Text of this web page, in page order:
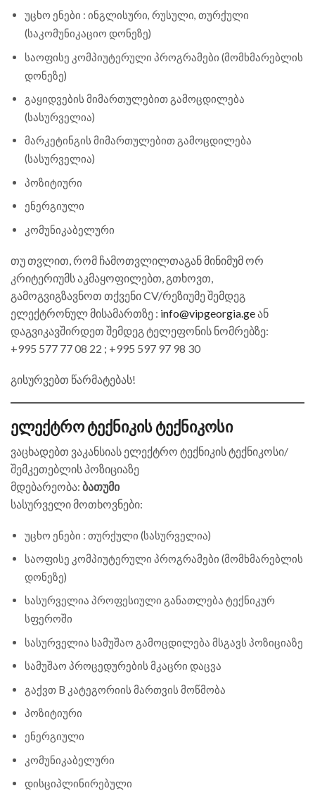
უცხო ენები : ინგლისური, რუსული, თურქული
(საკომუნიკაციო დონეზე)
საოფისე კომპიუტერული პროგრამები (მომხმარებლის
დონეზე)
გაყიდვების მიმართულებით გამოცდილება
(სასურველია)
მარკეტინგის მიმართულებით გამოცდილება
(სასურველია)
პოზიტიური
ენერგიული
კომუნიკაბელური
თუ თვლით, რომ ჩამოთვლილთაგან მინიმუმ ორ
კრიტერიუმს აკმაყოფილებთ, გთხოვთ,
გამოგვიგზავნოთ თქვენი CV/რეზიუმე შემდეგ
ელექტრონულ მისამართზე : info@vipgeorgia.geან
დაგვიკავშირდეთ შემდეგ ტელეფონის ნომრებზე:
+995 577 77 08 22 ; +995 597 97 98 30
გისურვებთ წარმატებას!
ელექტრო ტექნიკის ტექნიკოსი
ვაცხადებთ ვაკანსიას ელექტრო ტექნიკის ტექნიკოსი/
შემკეთებლის პოზიციაზე
მდებარეობა: ბათუმი
სასურველი მოთხოვნები:
უცხო ენები : თურქული (სასურველია)
საოფისე კომპიუტერული პროგრამები (მომხმარებლის
დონეზე)
სასურველია პროფესიული განათლება ტექნიკურ
სფეროში
სასურველია სამუშაო გამოცდილება მსგავს პოზიციაზე
სამუშაო პროცედურების მკაცრი დაცვა
გაქვთ B კატეგორიის მართვის მოწმობა
პოზიტიური
ენერგიული
კომუნიკაბელური
დისციპლინირებული